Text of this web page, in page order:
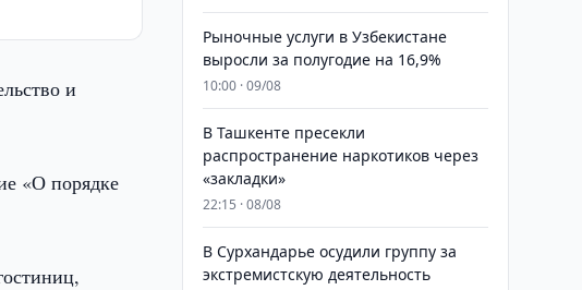
и
«О порядке
Рыночные услуги в Узбекистане
выросли за полугодие на 16,9%
10:00 · 09/08
В Ташкенте пресекли
распространение наркотиков через
«закладки»
22:15 · 08/08
В Сурхандарье осудили группу за
экстремистскую деятельность